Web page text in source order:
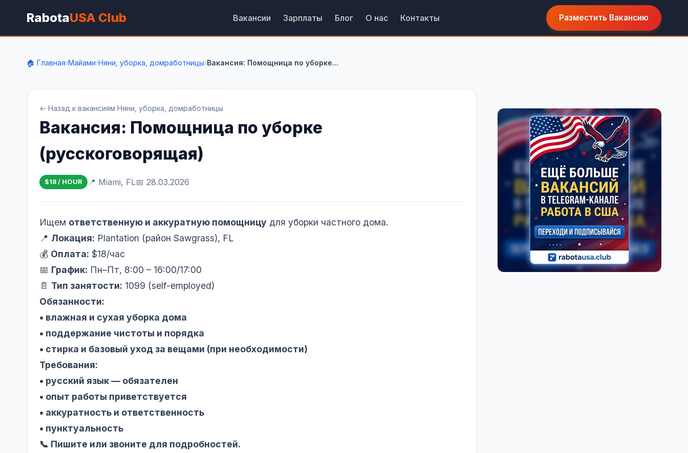
RabotaUSA Club Вакансии Зарплаты Блог О нас Контакты Разместить Вакансию
🏠 Главная›Майами›Няни, уборка, домработницы›Вакансия: Помощница по уборке...
← Назад к вакансиям Няни, уборка, домработницы
Вакансия: Помощница по уборке
(русскоговорящая)
$18 / HOUR 📍 Miami, FL📅 28.03.2026
Ищем ответственную и аккуратную помощницу для уборки частного дома.
📍 Локация: Plantation (район Sawgrass), FL
💰 Оплата: $18/час
📅 График: Пн–Пт, 8:00 – 16:00/17:00
📄 Тип занятости: 1099 (self-employed)
Обязанности:
• влажная и сухая уборка дома
• поддержание чистоты и порядка
• стирка и базовый уход за вещами (при необходимости)
Требования:
• русский язык — обязателен
• опыт работы приветствуется
• аккуратность и ответственность
• пунктуальность
📞 Пишите или звоните для подробностей.